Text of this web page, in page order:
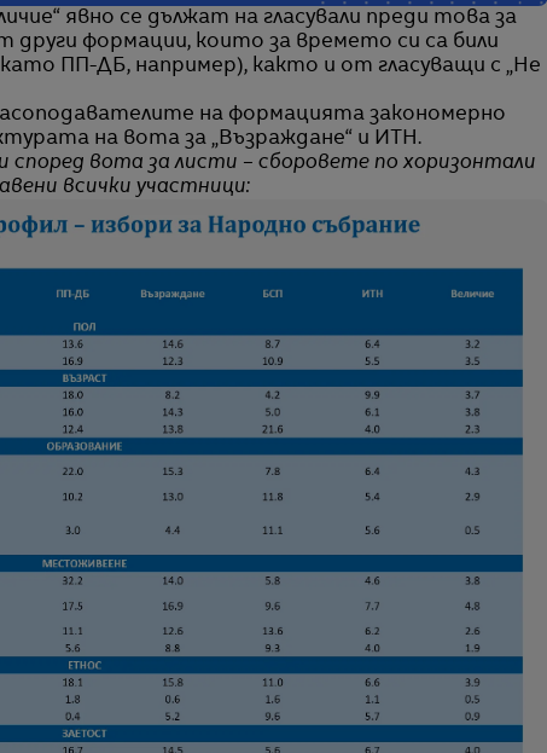
явно се дължат на гласували преди това за
други формации, които за времето си са били
ПП-ДБ, например), както и от гласуващи с „Не
на формацията закономерно
на вота за „Възраждане“ и ИТН.
според вота за листи – сборовете по хоризонтали
всички участници: